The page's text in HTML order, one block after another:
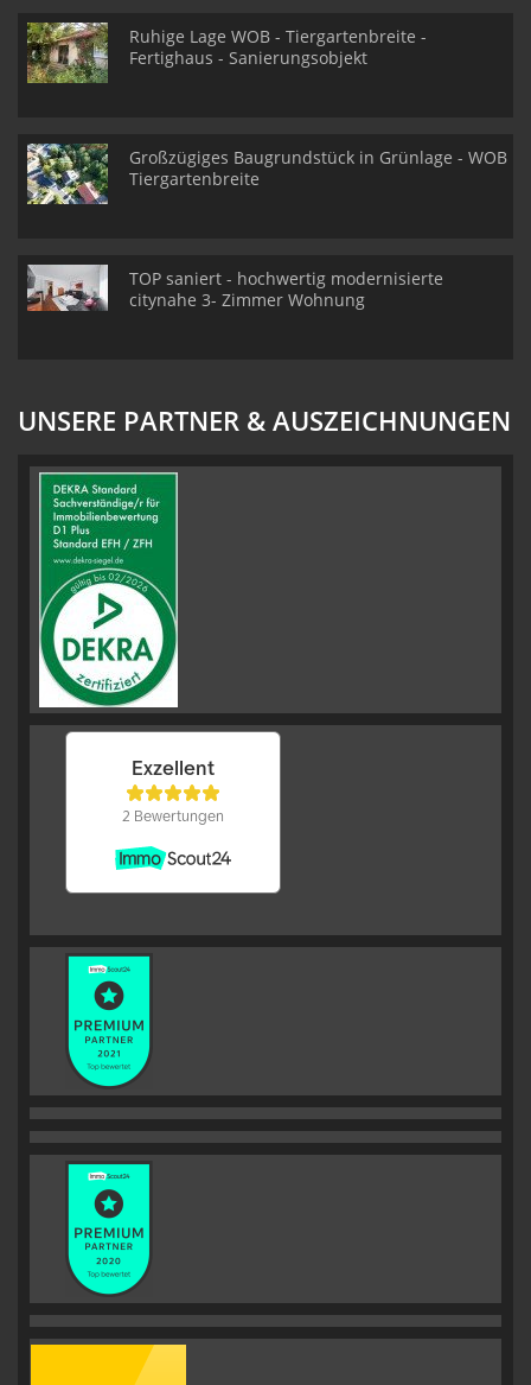
Ruhige Lage WOB - Tiergartenbreite -
Fertighaus - Sanierungsobjekt
Großzügiges Baugrundstück in Grünlage - WOB
Tiergartenbreite
TOP saniert - hochwertig modernisierte
citynahe 3- Zimmer Wohnung
UNSERE PARTNER & AUSZEICHNUNGEN